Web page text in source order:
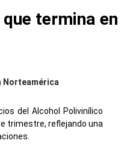
termina en
Norteamérica
del Alcohol Polivinílico
trimestre, reflejando una